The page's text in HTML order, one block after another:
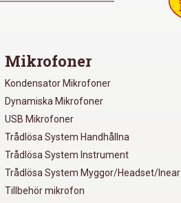
Mikrofoner
Kondensator Mikrofoner
Dynamiska Mikrofoner
USB Mikrofoner
Trådlösa System Handhållna
Trådlösa System Instrument
Trådlösa System Myggor/Headset/Inear
Tillbehör mikrofon